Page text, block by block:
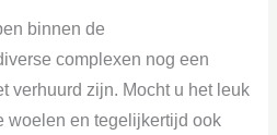
binnen de
complexen nog een
verhuurd zijn. Mocht u het leuk
woelen en tegelijkertijd ook